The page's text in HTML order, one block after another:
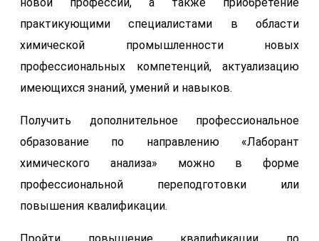
практикующими специалистами в области
химической промышленности новых
профессиональных компетенций, актуализацию
имеющихся знаний, умений и навыков.
Получить дополнительное профессиональное
образование по направлению «Лаборант
химического анализа» можно в форме
профессиональной переподготовки или
повышения квалификации.